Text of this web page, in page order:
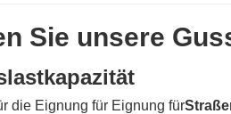
Sie unsere
die Eignung für Eignung für